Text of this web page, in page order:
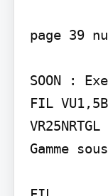
page 39
SOON :
FIL
Gamme